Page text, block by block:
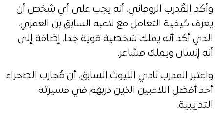
وأكد المُدرب الروماني، أنه يجب على أي شخص أن
يعرف كيفية التعامل مع لاعبه السابق بن العمري،
الذي أكد أنه يملك شخصية قوية جدا، إضافة إلى
أنه إنسان ويملك مشاعر.
واعتبر المدرب نادي الليوث السابق، أن مُحارب الصحراء
أحد أفضل اللاعبين الذين دربهم في مسيرته
التدريبية.